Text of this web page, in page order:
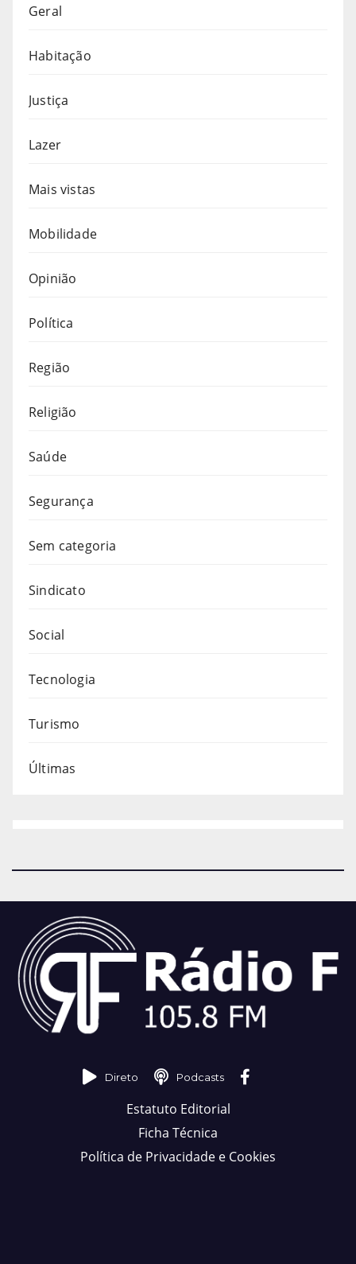
Geral
Habitação
Justiça
Lazer
Mais vistas
Mobilidade
Opinião
Política
Região
Religião
Saúde
Segurança
Sem categoria
Sindicato
Social
Tecnologia
Turismo
Últimas
Direto Podcasts
Estatuto Editorial
Ficha Técnica
Política de Privacidade e Cookies